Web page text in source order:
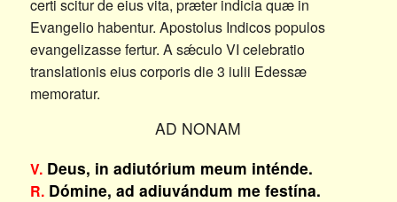
certi scitur de eius vita, præter indicia quæ in
Evangelio habentur. Apostolus Indicos populos
evangelizasse fertur. A sǽculo VI celebratio
translationis eius corporis die 3 iulii Edessæ
memoratur.
AD NONAM
V.Deus, in adiutórium meum inténde.
R.Dómine, ad adiuvándum me festína.